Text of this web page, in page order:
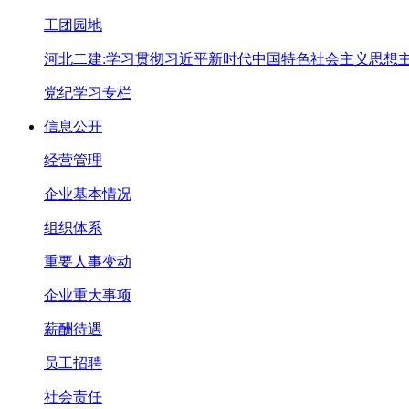
工团园地
河北二建:学习贯彻习近平新时代中国特色社会主义思想
党纪学习专栏
信息公开
经营管理
企业基本情况
组织体系
重要人事变动
企业重大事项
薪酬待遇
员工招聘
社会责任